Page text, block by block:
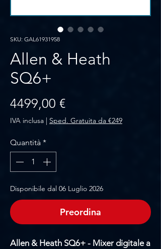
SKU: GAL61931958
Allen & Heath
SQ6+
4499,00 €Prezzo
IVA inclusa | Sped. Gratuita da €249
Quantità *
Disponibile dal 06 Luglio 2026
Preordina
Allen & Heath SQ6+ - Mixer digitale a